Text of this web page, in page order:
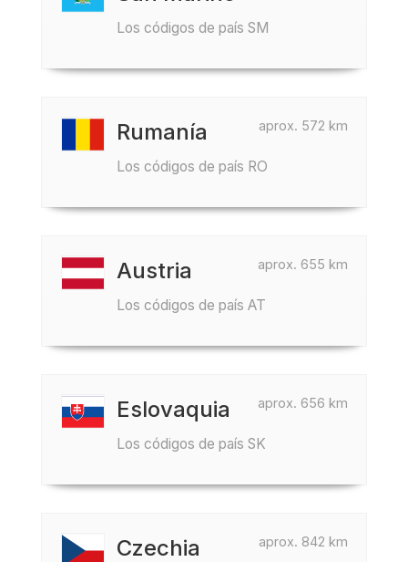
Los códigos de país SM
aprox. 572 km
Rumanía
Los códigos de país RO
aprox. 655 km
Austria
Los códigos de país AT
aprox. 656 km
Eslovaquia
Los códigos de país SK
aprox. 842 km
Czechia